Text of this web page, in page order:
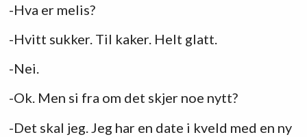
-Hva er melis?
-Hvitt sukker. Til kaker. Helt glatt.
-Nei.
-Ok. Men si fra om det skjer noe nytt?
-Det skal jeg. Jeg har en date i kveld med en ny